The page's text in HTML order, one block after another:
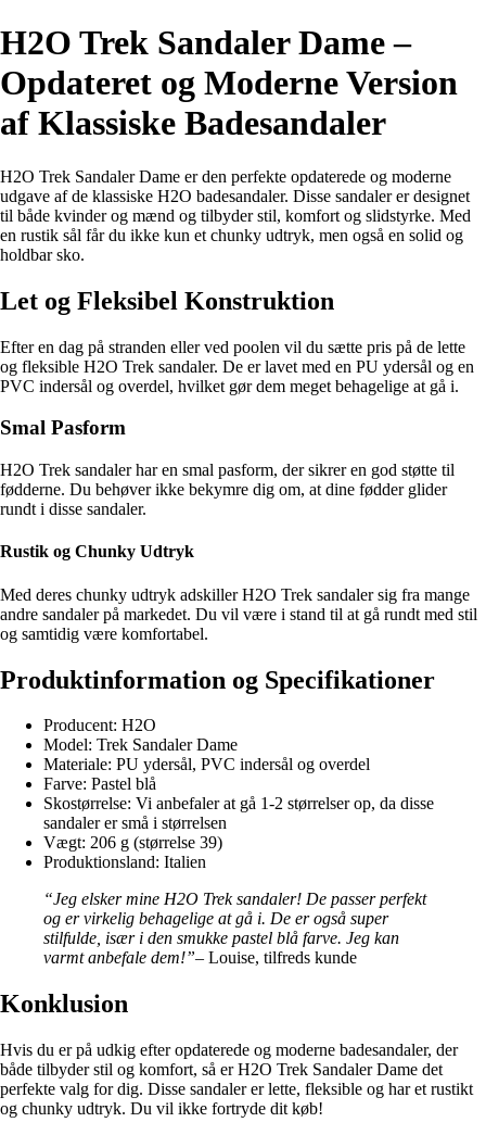
H2O Trek Sandaler Dame –
Opdateret og Moderne Version
af Klassiske Badesandaler
H2O Trek Sandaler Dame er den perfekte opdaterede og moderne
udgave af de klassiske H2O badesandaler. Disse sandaler er designet
til både kvinder og mænd og tilbyder stil, komfort og slidstyrke. Med
en rustik sål får du ikke kun et chunky udtryk, men også en solid og
holdbar sko.
Let og Fleksibel Konstruktion
Efter en dag på stranden eller ved poolen vil du sætte pris på de lette
og fleksible H2O Trek sandaler. De er lavet med en PU ydersål og en
PVC indersål og overdel, hvilket gør dem meget behagelige at gå i.
Smal Pasform
H2O Trek sandaler har en smal pasform, der sikrer en god støtte til
fødderne. Du behøver ikke bekymre dig om, at dine fødder glider
rundt i disse sandaler.
Rustik og Chunky Udtryk
Med deres chunky udtryk adskiller H2O Trek sandaler sig fra mange
andre sandaler på markedet. Du vil være i stand til at gå rundt med stil
og samtidig være komfortabel.
Produktinformation og Specifikationer
Producent: H2O
Model: Trek Sandaler Dame
Materiale: PU ydersål, PVC indersål og overdel
Farve: Pastel blå
Skostørrelse: Vi anbefaler at gå 1-2 størrelser op, da disse
sandaler er små i størrelsen
Vægt: 206 g (størrelse 39)
Produktionsland: Italien
“Jeg elsker mine H2O Trek sandaler! De passer perfekt
og er virkelig behagelige at gå i. De er også super
stilfulde, især i den smukke pastel blå farve. Jeg kan
varmt anbefale dem!”– Louise, tilfreds kunde
Konklusion
Hvis du er på udkig efter opdaterede og moderne badesandaler, der
både tilbyder stil og komfort, så er H2O Trek Sandaler Dame det
perfekte valg for dig. Disse sandaler er lette, fleksible og har et rustikt
og chunky udtryk. Du vil ikke fortryde dit køb!